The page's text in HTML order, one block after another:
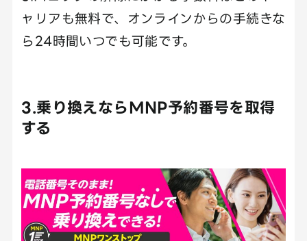
ャリアも無料で、オンラインからの手続きな
ら24時間いつでも可能です。
3.乗り換えならMNP予約番号を取得
する